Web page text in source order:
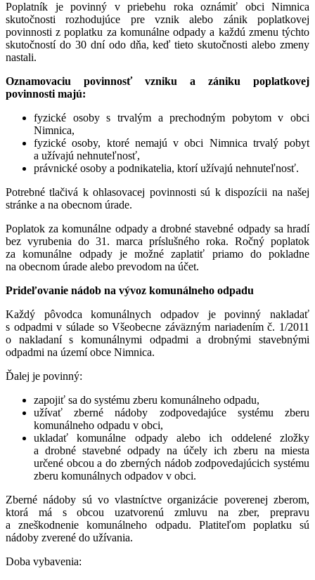
Poplatník je povinný v priebehu roka oznámiť obci Nimnica
skutočnosti rozhodujúce pre vznik alebo zánik poplatkovej
povinnosti z poplatku za komunálne odpady a každú zmenu týchto
skutočností do 30 dní odo dňa, keď tieto skutočnosti alebo zmeny
nastali.
Oznamovaciu povinnosť vzniku a zániku poplatkovej
povinnosti majú:
fyzické osoby s trvalým a prechodným pobytom v obci
Nimnica,
fyzické osoby, ktoré nemajú v obci Nimnica trvalý pobyt
a užívajú nehnuteľnosť,
právnické osoby a podnikatelia, ktorí užívajú nehnuteľnosť.
Potrebné tlačivá k ohlasovacej povinnosti sú k dispozícii na našej
stránke a na obecnom úrade.
Poplatok za komunálne odpady a drobné stavebné odpady sa hradí
bez vyrubenia do 31. marca príslušného roka. Ročný poplatok
za komunálne odpady je možné zaplatiť priamo do pokladne
na obecnom úrade alebo prevodom na účet.
Prideľovanie nádob na vývoz komunálneho odpadu
Každý pôvodca komunálnych odpadov je povinný nakladať
s odpadmi v súlade so Všeobecne záväzným nariadením č. 1/2011
o nakladaní s komunálnymi odpadmi a drobnými stavebnými
odpadmi na území obce Nimnica.
Ďalej je povinný:
zapojiť sa do systému zberu komunálneho odpadu,
užívať zberné nádoby zodpovedajúce systému zberu
komunálneho odpadu v obci,
ukladať komunálne odpady alebo ich oddelené zložky
a drobné stavebné odpady na účely ich zberu na miesta
určené obcou a do zberných nádob zodpovedajúcich systému
zberu komunálnych odpadov v obci.
Zberné nádoby sú vo vlastníctve organizácie poverenej zberom,
ktorá má s obcou uzatvorenú zmluvu na zber, prepravu
a zneškodnenie komunálneho odpadu. Platiteľom poplatku sú
nádoby zverené do užívania.
Doba vybavenia: